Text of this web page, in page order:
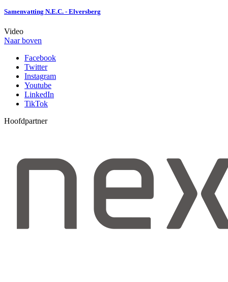
Samenvatting N.E.C. - Elversberg
Video
Naar boven
Facebook
Twitter
Instagram
Youtube
LinkedIn
TikTok
Hoofdpartner